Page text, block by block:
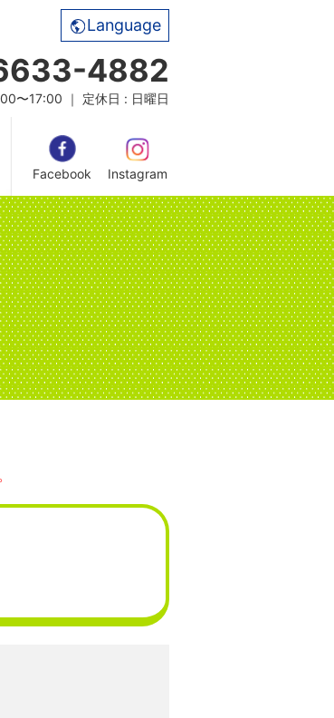
Language
4882
〜17:00 ｜ 定休日 : 日曜日
Facebook Instagram